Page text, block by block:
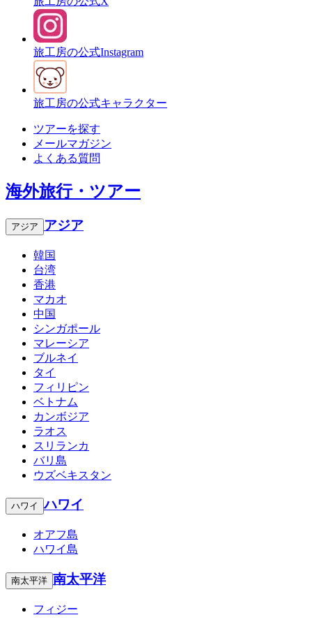
旅工房の公式Instagram
旅工房の公式キャラクター
ツアーを探す
メールマガジン
よくある質問
海外旅行・ツアー
アジア アジア
韓国
台湾
香港
マカオ
中国
シンガポール
マレーシア
ブルネイ
タイ
フィリピン
ベトナム
カンボジア
ラオス
スリランカ
バリ島
ウズベキスタン
ハワイ ハワイ
オアフ島
ハワイ島
南太平洋 南太平洋
フィジー